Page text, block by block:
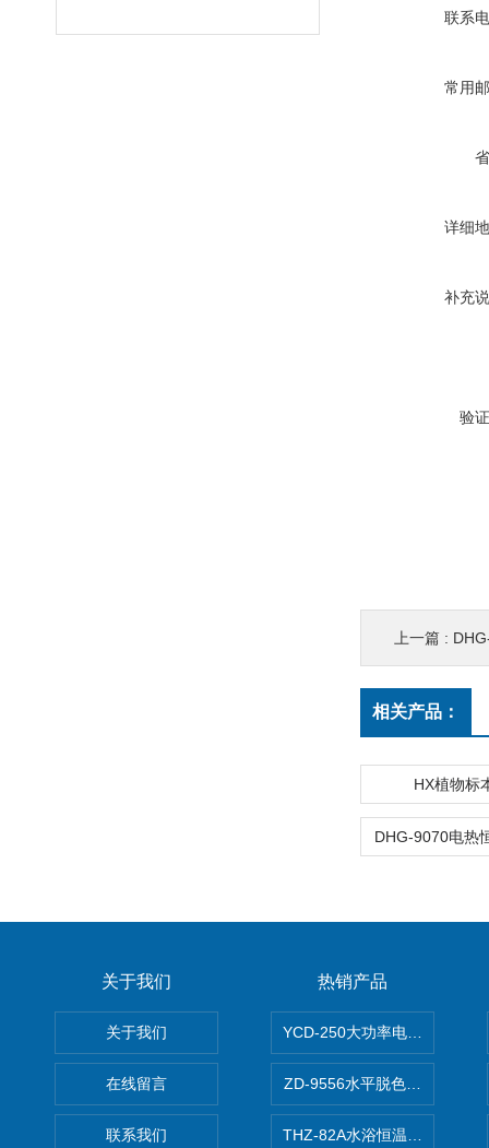
联系
常用
详细
补充
验
上一篇 :
相关产品：
HX植物标
关于我们
关于我们
在线留言
联系我们
热销产品
YCD-250大功率电动搅拌器/
ZD-9556水平脱色摇床/振荡器
THZ-82A水浴恒温振荡器/恒